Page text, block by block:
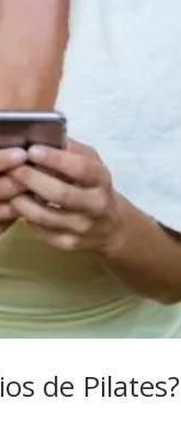
de Pilates?